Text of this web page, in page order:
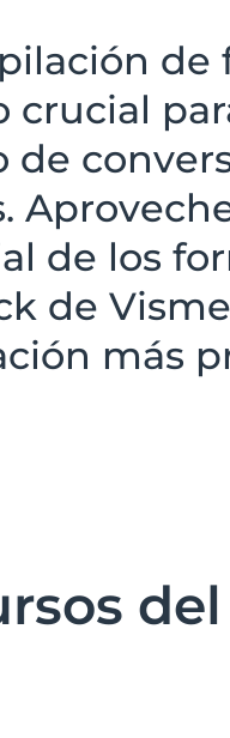
de
crucial
de
de los
de
más